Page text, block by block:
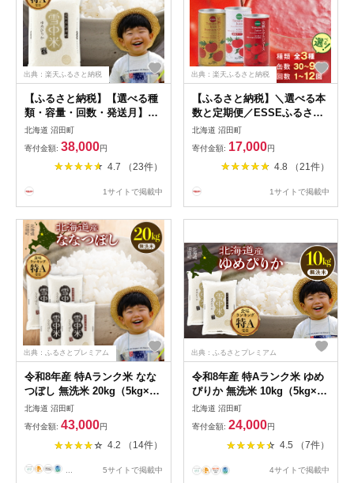
出典：楽天ふるさと納税
【ふるさと納税】【選べる種
類・容量・回数・発送月】令
和8年産 ゆめぴりか【精米／
無洗米】＜定期便＞ 連続 隔
月 5kg 10kg 20kg 10月～6月
北海道 北海道米 ブランド米
米 ご飯 ごはん 6041-01var
北海道 沼田町
寄付金額: 38,000円
4.7 （23件）
1サイトで掲載中
出典：楽天ふるさと納税
【ふるさと納税】＼選べる本
数と定期便／ESSEふるさと
グランプリ2023 銘品部門 銀
賞受賞！ 完熟 トマトジュー
ス プレミアム 無塩 加塩
190g 30缶 90缶 1回 3回 4回 3
添加 国産 北海道産 とまと 野
北海道 沼田町
寄付金額: 17,000円
4.8 （21件）
1サイトで掲載中
出典：ふるさとプレミアム
令和8年産 特Aランク米 なな
つぼし 無洗米 20kg（5kg×4
袋）【5月発送】 雪冷気 籾貯
蔵 雪中米 北海道 nr-2138
北海道 沼田町
寄付金額: 43,000円
4.2 （14件）
... 5サイトで掲載中
出典：ふるさとプレミアム
令和8年産 特Aランク米 ゆめ
ぴりか 無洗米 10kg（5kg×2
袋）【6月発送】雪冷気 籾貯
蔵 雪中米 北海道 nr-1611
北海道 沼田町
寄付金額: 24,000円
4.5 （7件）
4サイトで掲載中